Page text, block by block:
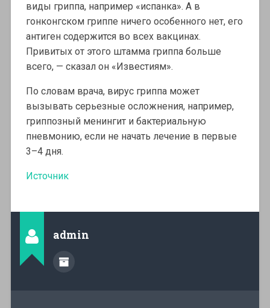
виды гриппа, например «испанка». А в
гонконгском гриппе ничего особенного нет, его
антиген содержится во всех вакцинах.
Привитых от этого штамма гриппа больше
всего, — сказал он «Известиям».
По словам врача, вирус гриппа может
вызывать серьезные осложнения, например,
гриппозный менингит и бактериальную
пневмонию, если не начать лечение в первые
3–4 дня.
Источник
admin